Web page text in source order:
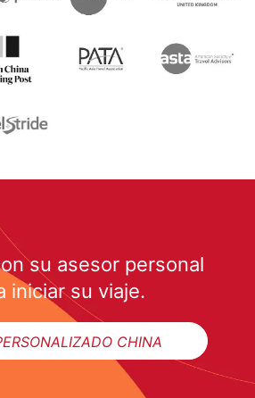
su asesor personal
iniciar su viaje.
CHINA